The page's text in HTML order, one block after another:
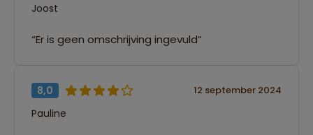
Joost
“Er is geen omschrijving ingevuld”
8,0 12 september 2024
Pauline